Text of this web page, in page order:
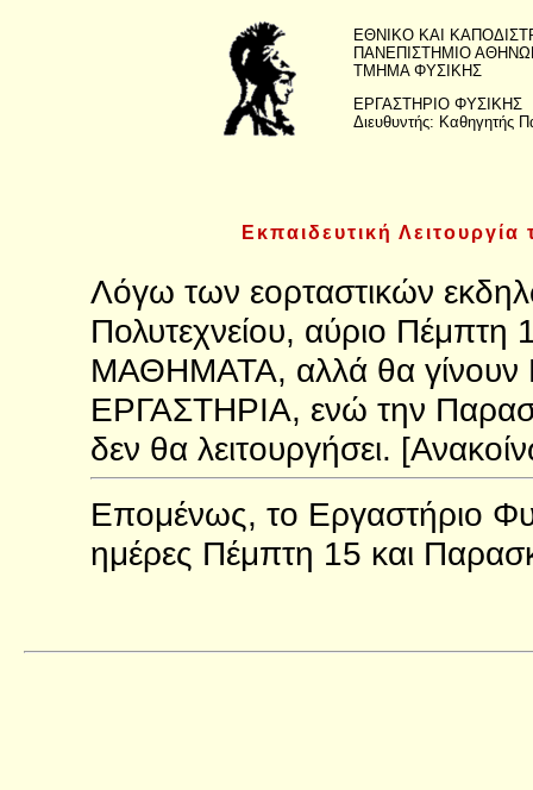
ΕΘΝΙΚΟ ΚΑΙ
ΠΑΝΕΠΙΣΤΗΜΙΟ
ΤΜΗΜΑ ΦΥΣΙΚΗΣ
ΕΡΓΑΣΤΗΡΙΟ ΦΥΣΙΚΗΣ
Διευθυντής: Καθηγητής
Εκπαιδευτική
Λόγω των εορταστικών
Πολυτεχνείου, αύριο
ΜΑΘΗΜΑΤΑ, αλλά θα
ΕΡΓΑΣΤΗΡΙΑ, ενώ την
δεν θα λειτουργήσει.
Επομένως, το Εργαστήριο
ημέρες Πέμπτη 15 και